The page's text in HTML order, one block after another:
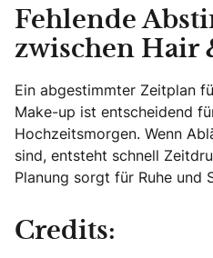
Fehlende
zwischen Hair
Ein abgestimmter Zeitplan
Make-up ist entscheidend
Hochzeitsmorgen. Wenn
sind, entsteht schnell
Planung sorgt für Ruhe und
Credits: